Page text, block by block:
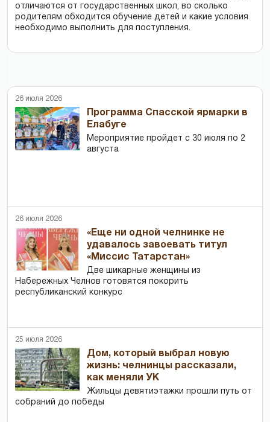
отличаются от государственных школ, во сколько
родителям обходится обучение детей и какие условия
необходимо выполнить для поступления.
26 июля 2026
Программа Спасской ярмарки в
Елабуге
Мероприятие пройдет с 30 июля по 2
августа
26 июля 2026
«Еще ни одной челнинке не
удавалось завоевать титул
«Миссис Татарстан»
Две шикарные женщины из
Набережных Челнов готовятся покорить
республиканский конкурс
25 июля 2026
Дом, который выбрал новую
жизнь: челнинцы рассказали,
как меняли УК
Жильцы девятиэтажки прошли путь от
собраний до победы